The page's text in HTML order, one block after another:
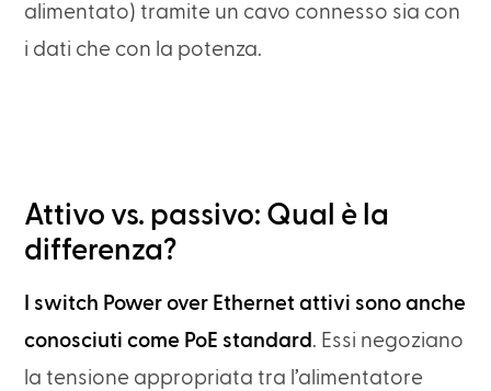
alimentato) tramite un cavo connesso sia con
i dati che con la potenza.
Attivo vs. passivo: Qual è la
differenza?
I switch Power over Ethernet attivi sono anche
conosciuti come PoE standard . Essi negoziano
la tensione appropriata tra l’alimentatore